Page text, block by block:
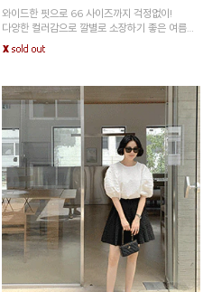
와이드한 핏으로 66 사이즈까지 걱정없이!
다양한 컬러감으로 깔별로 소장하기 좋은 여름철
필수템